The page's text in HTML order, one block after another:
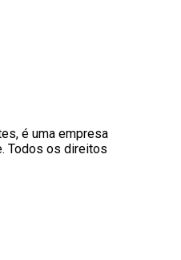
é uma empresa
Todos os direitos